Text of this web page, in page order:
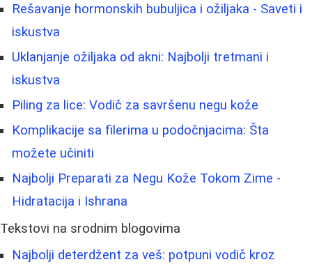
Rešavanje hormonskih bubuljica i ožiljaka - Saveti i
iskustva
Uklanjanje ožiljaka od akni: Najbolji tretmani i
iskustva
Piling za lice: Vodič za savršenu negu kože
Komplikacije sa filerima u podočnjacima: Šta
možete učiniti
Najbolji Preparati za Negu Kože Tokom Zime -
Hidratacija i Ishrana
Tekstovi na srodnim blogovima
Najbolji deterdžent za veš: potpuni vodič kroz